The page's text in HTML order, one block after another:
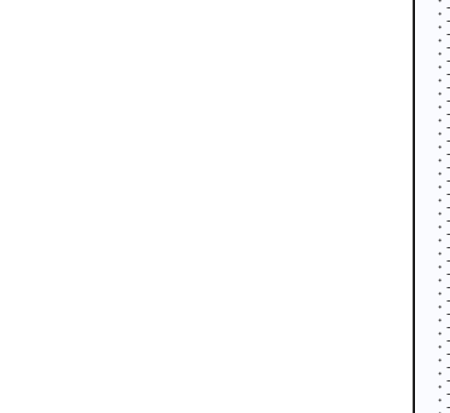
・
・
・
・
・
・
・
・
・
・
・
・
・
・
・
・
・
・
・
・
・
・
・
・
・
・
・
・
・
・